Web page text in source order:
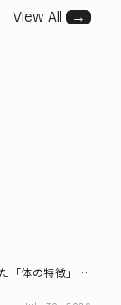
View All →
「体の特徴」と